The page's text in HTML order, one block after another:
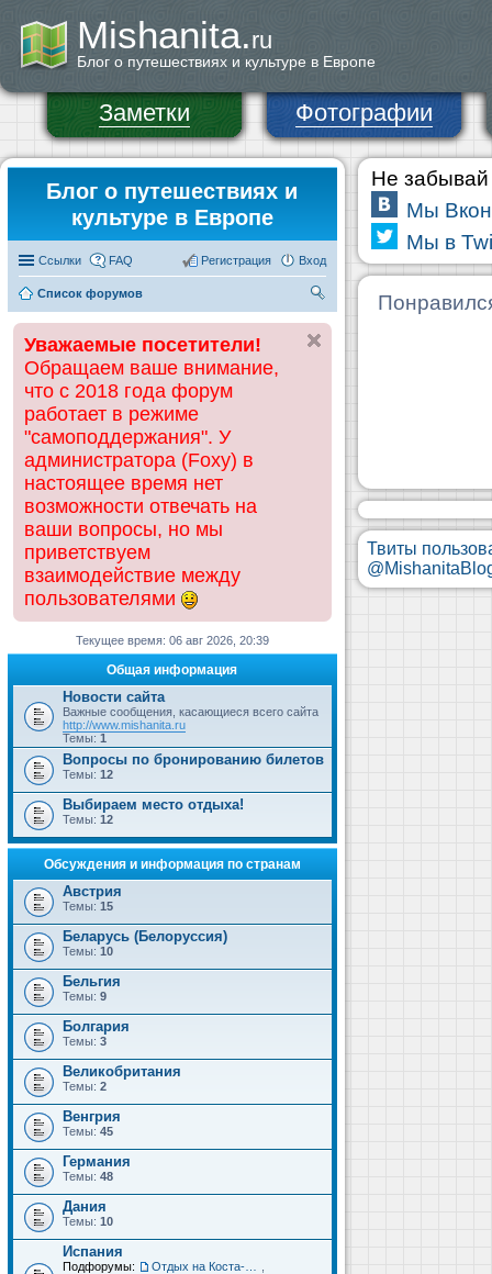
Mishanita.ru
Блог о путешествиях и культуре в Европе
Заметки Фотографии
Блог о путешествиях и
культуре в Европе
Ссылки FAQ Вход
Регистрация
Список форумов
ск
Уважаемые посетители!
Обращаем ваше внимание,
что с 2018 года форум
работает в режиме
"самоподдержания". У
администратора (Foxy) в
настоящее время нет
возможности отвечать на
ваши вопросы, но мы
приветствуем
взаимодействие между
пользователями
Текущее время: 06 авг 2026, 20:39
Общая информация
Новости сайта
Важные сообщения, касающиеся всего сайта
http://www.mishanita.ru
Темы: 1
Вопросы по бронированию билетов
Темы: 12
Выбираем место отдыха!
Темы: 12
Обсуждения и информация по странам
Австрия
Темы: 15
Беларусь (Белоруссия)
Темы: 10
Бельгия
Темы: 9
Болгария
Темы: 3
Великобритания
Темы: 2
Венгрия
Темы: 45
Германия
Темы: 48
Дания
Темы: 10
Испания
Подфорумы:
Не забывай
Мы
Мы в
Твиты